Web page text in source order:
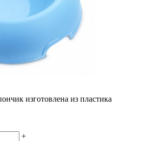
изготовлена из пластика
+